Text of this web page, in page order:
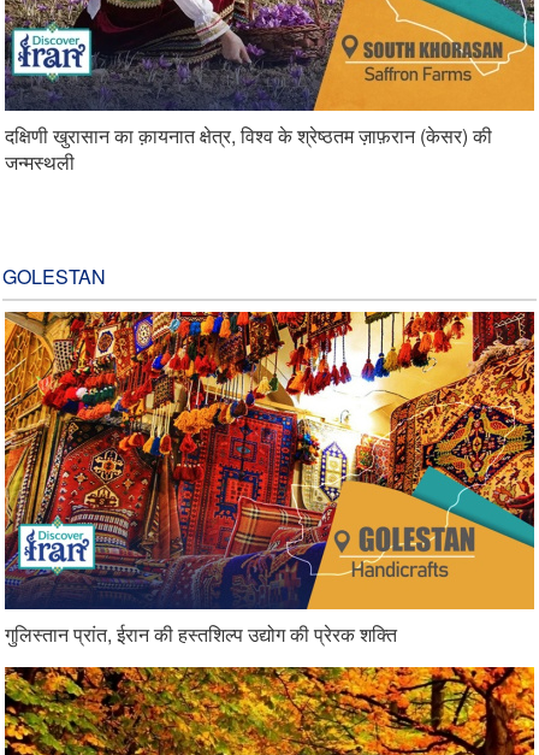
दक्षिणी खुरासान का क़ायनात क्षेत्र, विश्व के श्रेष्ठतम ज़ाफ़रान (केसर) की
जन्मस्थली
GOLESTAN
गुलिस्तान प्रांत, ईरान की हस्तशिल्प उद्योग की प्रेरक शक्ति